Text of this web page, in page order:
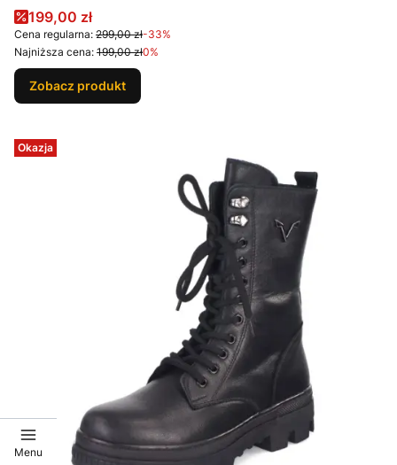
Cena promocyjna
199,00 zł
Cena regularna: 299,00 zł-33%
Najniższa cena: 199,00 zł0%
Zobacz produkt
Okazja
Menu